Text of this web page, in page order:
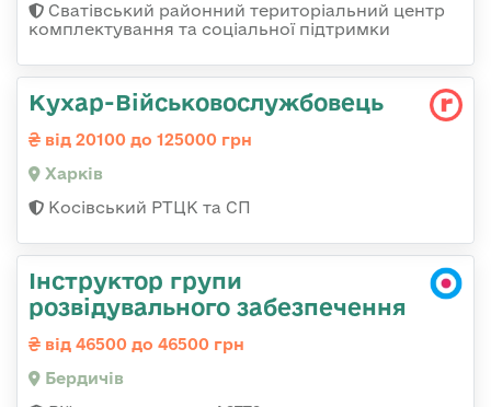
Сватівський районний територіальний центр
комплектування та соціальної підтримки
Кухар-Військовослужбовець
від 20100 до 125000 грн
Харків
Косівський РТЦК та СП
Інструктор групи
розвідувального забезпечення
від 46500 до 46500 грн
Бердичів